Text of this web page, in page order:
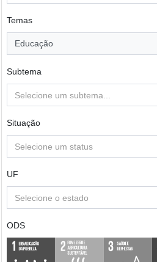
Temas
Educação
Subtema
Selecione um subtema...
Situação
Selecione um status
UF
Selecione o estado
ODS